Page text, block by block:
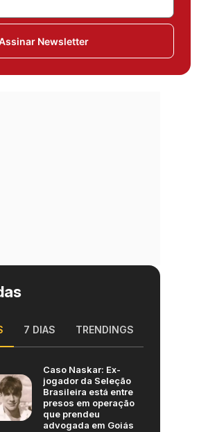
Newsletter
7 DIAS TRENDINGS
Caso Naskar: Ex-
jogador da Seleção
Brasileira está entre
presos em operação
que prendeu
advogada em Goiás